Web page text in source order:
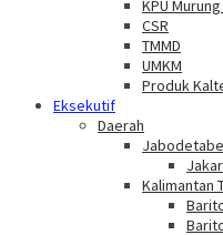
KPU
CSR
TMMD
UMKM
Produk
Eksekutif
Daerah
Kalimantan